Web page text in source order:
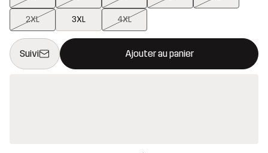
2XL 3XL 4XL
Suivi Ajouter au panier
Ce bouton ouvrira une fenêtre modale confirmant un nouvel
{{taille}} non disponible